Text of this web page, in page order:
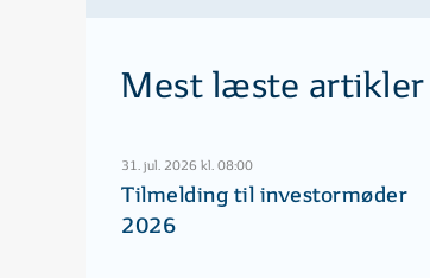
Mest læste artikler
31. jul. 2026 kl. 08:00
Tilmelding til investormøder
2026